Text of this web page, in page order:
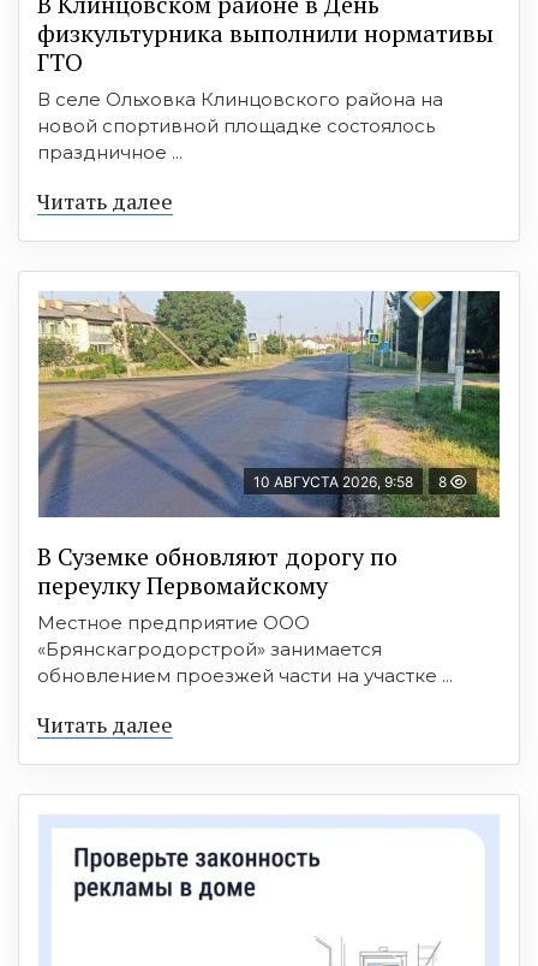
физкультурника выполнили нормативы
ГТО
В селе Ольховка Клинцовского района на
новой спортивной площадке состоялось
праздничное ...
Читать далее
10 АВГУСТА 2026, 9:58 8
В Суземке обновляют дорогу по
переулку Первомайскому
Местное предприятие ООО
«Брянскагродорстрой» занимается
обновлением проезжей части на участке ...
Читать далее